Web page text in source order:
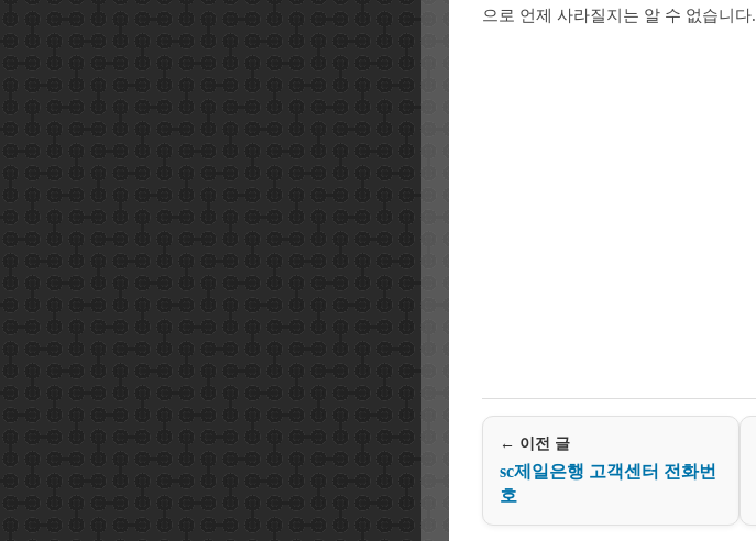
으로 언제 사라질지는 알 수 없습니다.
← 이전 글
sc제일은행 고객센터 전화번
호